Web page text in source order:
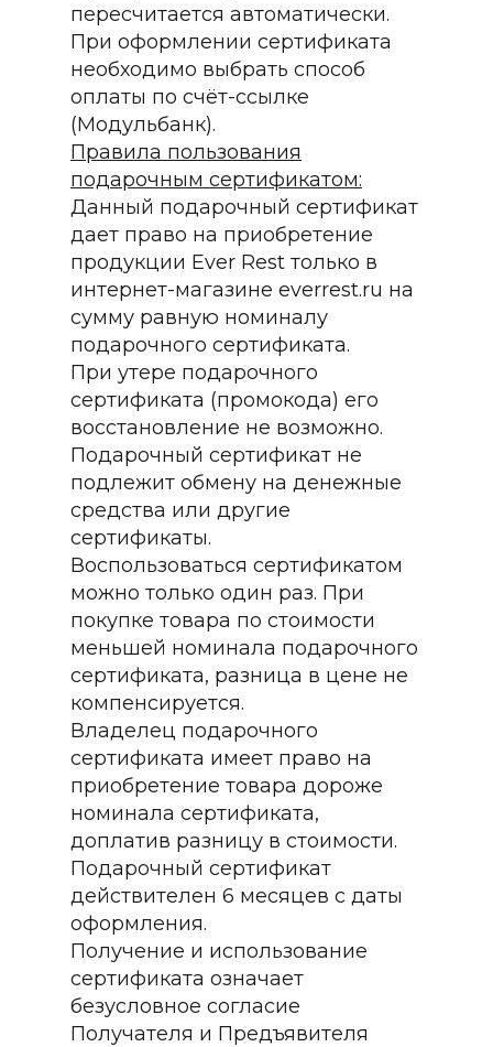
пересчитается автоматически.
При оформлении сертификата
необходимо выбрать способ
оплаты по счёт-ссылке
(Модульбанк).
Правила пользования
подарочным сертификатом:
Данный подарочный сертификат
дает право на приобретение
продукции Ever Rest только в
интернет-магазине everrest.ru на
сумму равную номиналу
подарочного сертификата.
При утере подарочного
сертификата (промокода) его
восстановление не возможно.
Подарочный сертификат не
подлежит обмену на денежные
средства или другие
сертификаты.
Воспользоваться сертификатом
можно только один раз. При
покупке товара по стоимости
меньшей номинала подарочного
сертификата, разница в цене не
компенсируется.
Владелец подарочного
сертификата имеет право на
приобретение товара дороже
номинала сертификата,
доплатив разницу в стоимости.
Подарочный сертификат
действителен 6 месяцев с даты
оформления.
Получение и использование
сертификата означает
безусловное согласие
Получателя и Предъявителя